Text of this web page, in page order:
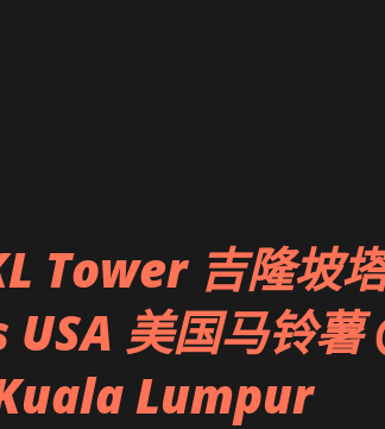
Tower 吉隆坡
美国马铃薯
Lumpur